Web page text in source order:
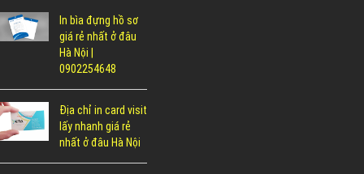
In bìa đựng hồ sơ
giá rẻ nhất ở đâu
Hà Nội |
0902254648
Địa chỉ in card visit
lấy nhanh giá rẻ
nhất ở đâu Hà Nội